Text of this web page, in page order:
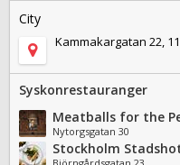
City
Kammakargatan 22,
Syskonrestauranger
Meatballs for the
Nytorgsgatan 30
Stockholm